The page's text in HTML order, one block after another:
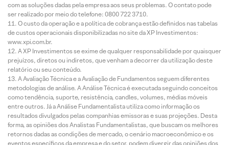
com as soluções dadas pela empresa aos seus problemas. O contato pode
ser realizado por meio do telefone: 0800 722 3710.
O custo da operação e a política de cobrança estão definidos nas tabelas
de custos operacionais disponibilizadas no site da XP Investimentos:
www.xpi.com.br.
A XP Investimentos se exime de qualquer responsabilidade por quaisquer
prejuízos, diretos ou indiretos, que venham a decorrer da utilização deste
relatório ou seu conteúdo.
A Avaliação Técnica e a Avaliação de Fundamentos seguem diferentes
metodologias de análise. A Análise Técnica é executada seguindo conceitos
como tendência, suporte, resistência, candles, volumes, médias móveis
entre outros. Já a Análise Fundamentalista utiliza como informação os
resultados divulgados pelas companhias emissoras e suas projeções. Desta
forma, as opiniões dos Analistas Fundamentalistas, que buscam os melhores
retornos dadas as condições de mercado, o cenário macroeconômico e os
eventos específicos da empresa e do setor, podem divergir das opiniões dos